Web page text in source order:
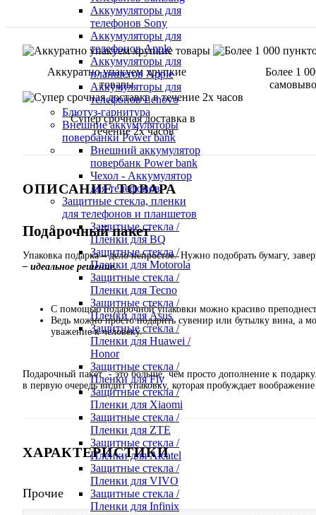
Аккумуляторы для
телефонов Sony
Аккумуляторы для
телефонов Apple
Аккумуляторы для
планшетов Apple
Аккумуляторы для
телефонов Lenovo
Блютуз-гарнитура
Внешние аккумуляторы
повербанки Power bank
Внешний аккумулятор
повербанк Power bank
Чехол - Аккумулятор
для телефонов
Защитные стекла, пленки
для телефонов и планшетов
Защитные стекла /
Пленки для BQ
Защитные стекла /
Пленки для Motorola
Защитные стекла /
Пленки для Tecno
Защитные стекла /
Пленки для Asus
Защитные стекла /
Пленки для Huawei /
Honor
Защитные стекла /
Пленки для Fly
Защитные стекла /
Пленки для Xiaomi
Защитные стекла /
Пленки для ZTE
Защитные стекла /
Пленки для Alcatel
Защитные стекла /
Пленки для VIVO
Защитные стекла /
Пленки для Infinix
Аккуратно упакуем хрупкие
товары
Более 1
Супер срочная доставка в
течение 2х часов
ОПИСАНИЕ ТОВАРА
Подарочный пакет
Упаковка подарка – дело непростое. Нужно подобрать бумагу,
– идеальное решение.
С помощью подарочной упаковки можно красиво
Ведь можно просто подарить сувенир или бутылку вина, а
уважение к человеку.
Подарочный пакет - это больше, чем просто дополнение к
в первую очередь видит упаковку, которая пробуждает
ХАРАКТЕРИСТИКИ
Прочие